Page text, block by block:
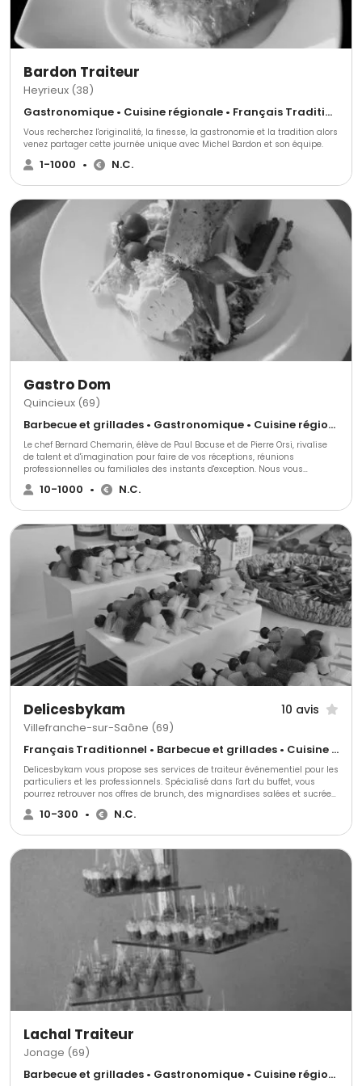
Gourmandises soit sans tracas et délicieusement satisfaisante. Alors,
pourquoi attendre? Émerveillez vos invités avec Désir & Gourmandises et
transformez votre événement en un festin mémorable dont tout le monde
se souviendra. Commandez dès aujourd'hui laissez-nous vous emmener
Bardon Traiteur
Heyrieux (38)
Gastronomique • Cuisine régionale • Français Traditionnel
Vous recherchez l'originalité, la finesse, la gastronomie et la tradition alors
venez partager cette journée unique avec Michel Bardon et son équipe.
1-1000 • N.C.
Gastro Dom
Quincieux (69)
Barbecue et grillades • Gastronomique • Cuisine régionale
Le chef Bernard Chemarin, élève de Paul Bocuse et de Pierre Orsi, rivalise
de talent et d'imagination pour faire de vos réceptions, réunions
professionnelles ou familiales des instants d'exception. Nous vous
accueillons dans notre restaurant Tante Yvonne où vous pourrez venir
déguster nos confections pour votre jour J.
10-1000 • N.C.
Delicesbykam 10 avis
Villefranche-sur-Saône (69)
Français Traditionnel • Barbecue et grillades • Cuisine régionale
Delicesbykam vous propose ses services de traiteur événementiel pour les
particuliers et les professionnels. Spécialisé dans l'art du buffet, vous
pourrez retrouver nos offres de brunch, des mignardises salées et sucrées,
de plateaux de charcuterie, de plateaux fromages ,de fruits, et bien plus
encore ! Basé à Lyon, la livraison et l'installation sont possibles dans un
10-300 • N.C.
Lachal Traiteur
Jonage (69)
Barbecue et grillades • Gastronomique • Cuisine régionale